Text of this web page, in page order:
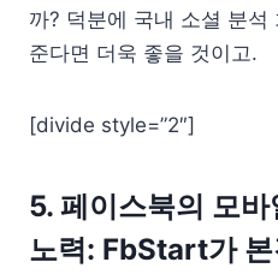
까? 덕분에 국내 소셜 분석
준다면 더욱 좋을 것이고.
[divide style=”2″]
5. 페이스북의 모
노력: FbStart가